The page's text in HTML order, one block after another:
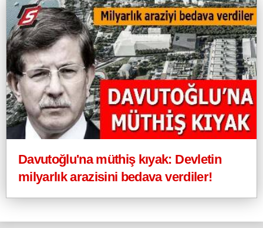
Davutoğlu'na müthiş kıyak: Devletin
milyarlık arazisini bedava verdiler!